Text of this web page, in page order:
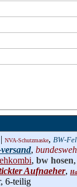
NVA-Schutzmaske, BW-
,
, bw hosen,
Aufnaeher,
6-teilig